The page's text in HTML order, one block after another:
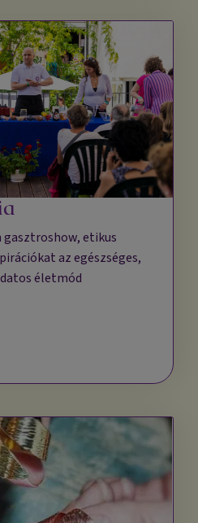
gasztroshow, etikus
az egészséges,
életmód